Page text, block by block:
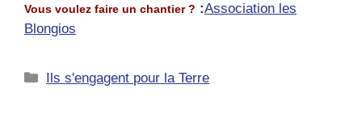
Vous voulez faire un chantier ? :Association les
Blongios
Catégories
Ils s'engagent pour la Terre